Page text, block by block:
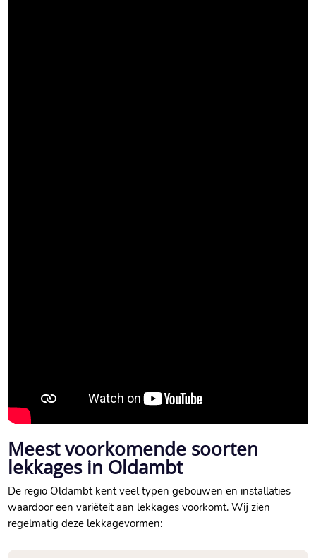
Meest voorkomende soorten
lekkages in Oldambt
De regio Oldambt kent veel typen gebouwen en installaties
waardoor een variëteit aan lekkages voorkomt. Wij zien
regelmatig deze lekkagevormen: